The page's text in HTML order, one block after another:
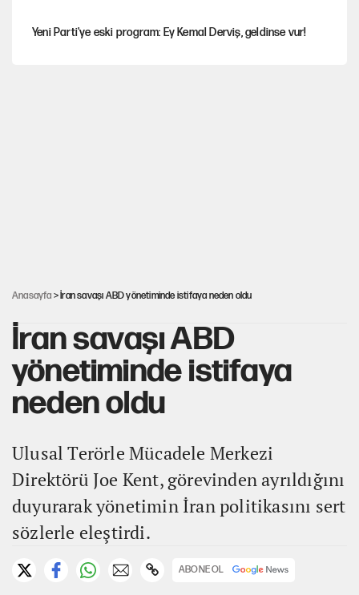
Yeni Parti'ye eski program: Ey Kemal Derviş, geldinse vur!
Anasayfa > İran savaşı ABD yönetiminde istifaya neden oldu
İran savaşı ABD
yönetiminde istifaya
neden oldu
Ulusal Terörle Mücadele Merkezi
Direktörü Joe Kent, görevinden ayrıldığını
duyurarak yönetimin İran politikasını sert
sözlerle eleştirdi.
ABONE OL